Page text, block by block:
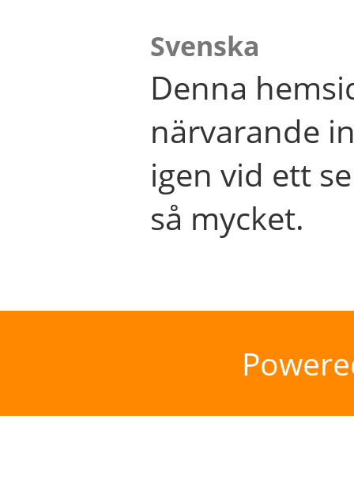
Svenska
Denna
närvarande
igen vid ett
så mycket.